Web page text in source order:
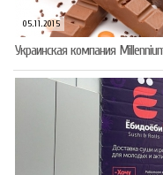
05.11.2015
Украинская компания